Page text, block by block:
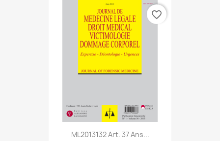
ML2013132 Art. 37 Ans...
favorite_border